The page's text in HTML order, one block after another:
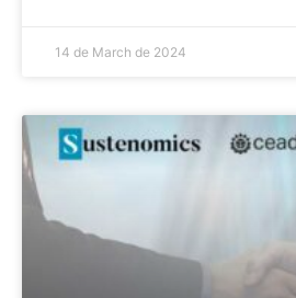
14 de March de 2024